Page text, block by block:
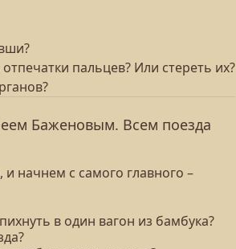
пальцев? Или стереть их?
Баженовым. Всем поезда
и начнем с самого главного –
в один вагон из бамбука?